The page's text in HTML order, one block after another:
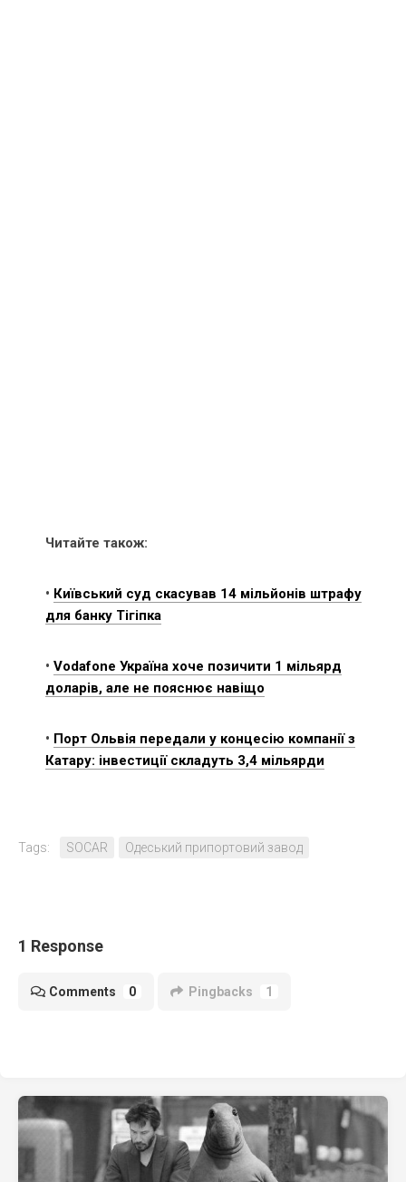
Читайте також:
• Київський суд скасував 14 мільйонів штрафу
для банку Тігіпка
• Vodafone Україна хоче позичити 1 мільярд
доларів, але не пояснює навіщо
• Порт Ольвія передали у концесію компанії з
Катару: інвестиції складуть 3,4 мільярди
Tags: SOCAR Одеський припортовий завод
1 Response
Comments 0 Pingbacks 1